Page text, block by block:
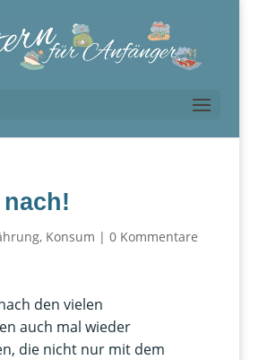
, Konsum | 0 Kommentare
den vielen
auch mal wieder
die nicht nur mit dem